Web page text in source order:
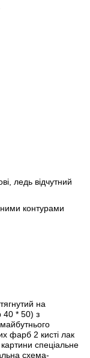
ледь відчутний
контурами
на
40 * 50) з
фарб 2 кисті лак
спеціальне
схема-